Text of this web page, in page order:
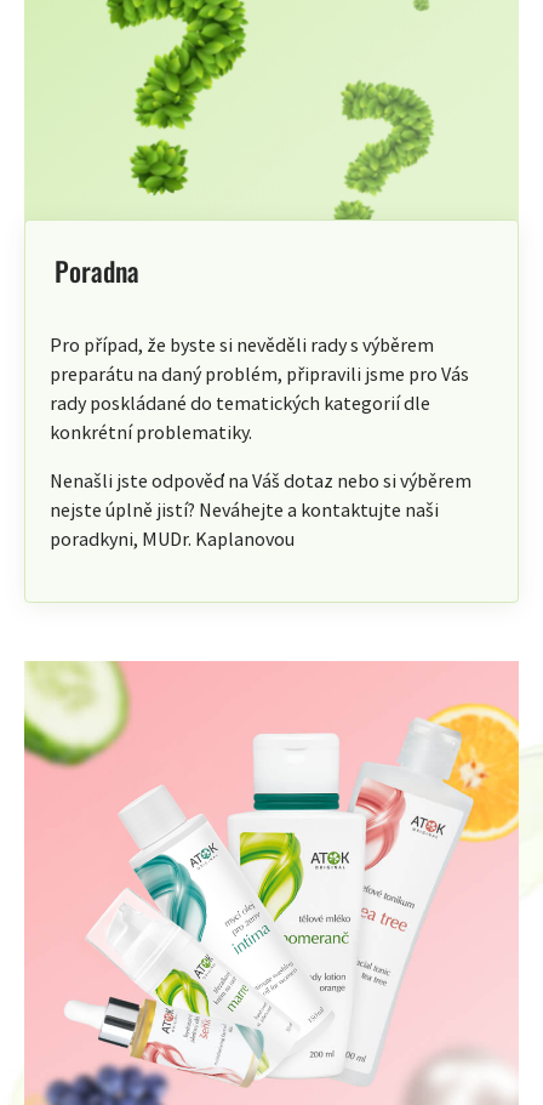
Poradna
Pro případ, že byste si nevěděli rady s výběrem
preparátu na daný problém, připravili jsme pro Vás
rady poskládané do tematických kategorií dle
konkrétní problematiky.
Nenašli jste odpověď na Váš dotaz nebo si výběrem
nejste úplně jistí? Neváhejte a kontaktujte naši
poradkyni, MUDr. Kaplanovou